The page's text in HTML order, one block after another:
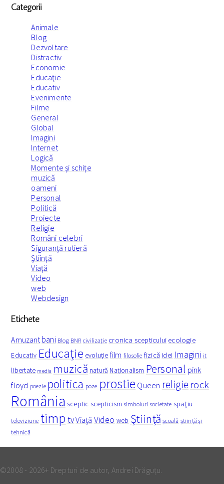
Categorii
Animale
Blog
Dezvoltare
Distractiv
Economie
Educaţie
Educativ
Evenimente
Filme
General
Global
Imagini
Internet
Logică
Momente și schițe
muzică
oameni
Personal
Politică
Proiecte
Religie
Români celebri
Siguranță rutieră
Ştiinţă
Viaţă
Video
web
Webdesign
Etichete
Amuzant bani Blog BNR civilizaţie cronica scepticului ecologie
Educativ Educaţie evoluţie film filosofie fizică idei Imagini it
libertate media muzică natură Naţionalism Personal pink
floyd poezie politica poze prostie Queen religie rock
România sceptic scepticism simboluri societate spaţiu
televiziune timp tvViaţă Video web Ştiinţă şcoală ştiinţă şi
tehnică
©2008 - 2026+ Drepturi de autor, Andrei Drăguțu.